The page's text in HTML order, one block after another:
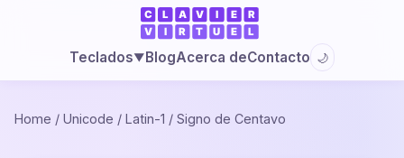
Teclados▼BlogAcerca deContacto 🌙
Home / Unicode / Latin-1 / Signo de Centavo